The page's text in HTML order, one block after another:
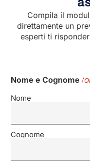
Compila il
direttamente un
esperti ti
Nome e Cognome
Nome
Cognome